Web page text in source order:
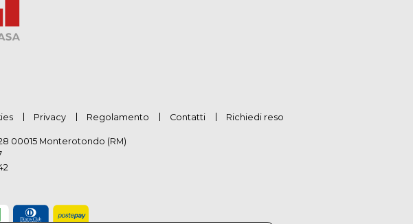
Privacy Regolamento Contatti Richiedi reso
00015 Monterotondo (RM)